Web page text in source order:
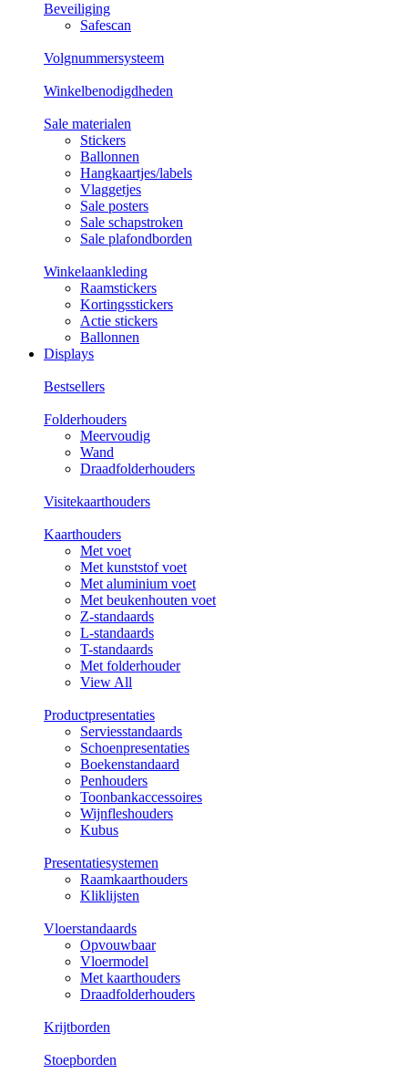
Beveiliging
Safescan
Volgnummersysteem
Winkelbenodigdheden
Sale materialen
Stickers
Ballonnen
Hangkaartjes/labels
Vlaggetjes
Sale posters
Sale schapstroken
Sale plafondborden
Winkelaankleding
Raamstickers
Kortingsstickers
Actie stickers
Ballonnen
Displays
Bestsellers
Folderhouders
Meervoudig
Wand
Draadfolderhouders
Visitekaarthouders
Kaarthouders
Met voet
Met kunststof voet
Met aluminium voet
Met beukenhouten voet
Z-standaards
L-standaards
T-standaards
Met folderhouder
View All
Productpresentaties
Serviesstandaards
Schoenpresentaties
Boekenstandaard
Penhouders
Toonbankaccessoires
Wijnfleshouders
Kubus
Presentatiesystemen
Raamkaarthouders
Kliklijsten
Vloerstandaards
Opvouwbaar
Vloermodel
Met kaarthouders
Draadfolderhouders
Krijtborden
Stoepborden